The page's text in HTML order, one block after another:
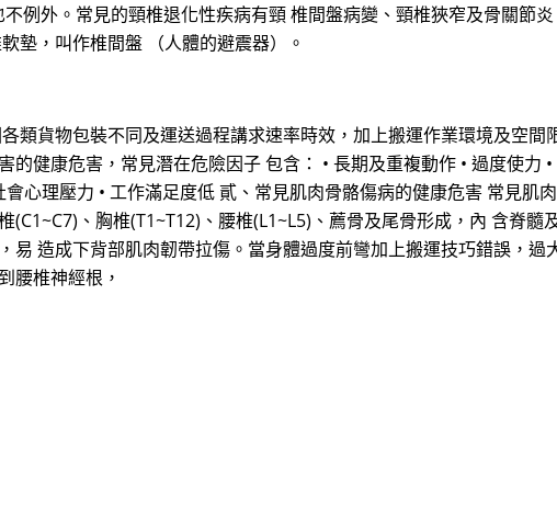
例外。常見的頸椎退化性疾病有頸 椎間盤病變、頸椎狹窄及骨關節
墊，叫作椎間盤 （人體的避震器）。
類貨物包裝不同及運送過程講求速率時效，加上搬運作業環境及空
的健康危害，常見潛在危險因子 包含： • 長期及重複動作 • 過度使力
會心理壓力 • 工作滿足度低 貳、常見肌肉骨骼傷病的健康危害 常見肌
(C1~C7)、胸椎(T1~T12)、腰椎(L1~L5)、薦骨及尾骨形成，內 含脊
易 造成下背部肌肉韌帶拉傷。當身體過度前彎加上搬運技巧錯誤，
腰椎神經根，